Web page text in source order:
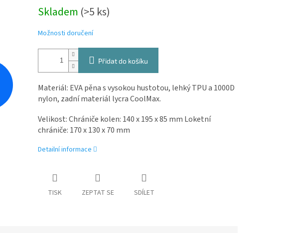
cena:
Skladem (>5 ks)
Možnosti doručení
Přidat do košíku
Materiál: EVA pěna s vysokou hustotou, lehký TPU a 1000D
nylon, zadní materiál lycra CoolMax.
Velikost: Chrániče kolen: 140 x 195 x 85 mm Loketní
chrániče: 170 x 130 x 70 mm
Detailní informace
TISK ZEPTAT SE SDÍLET